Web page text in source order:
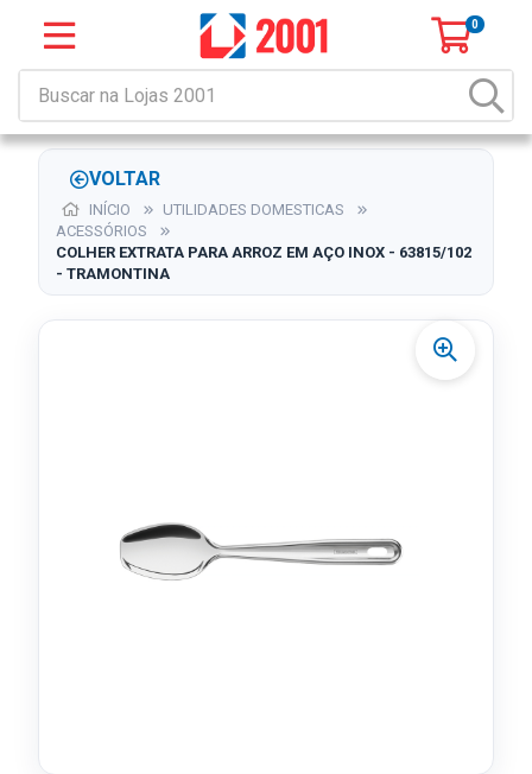
0
VOLTAR
INÍCIO
UTILIDADES DOMESTICAS
ACESSÓRIOS
COLHER EXTRATA PARA ARROZ EM AÇO INOX - 63815/102
- TRAMONTINA